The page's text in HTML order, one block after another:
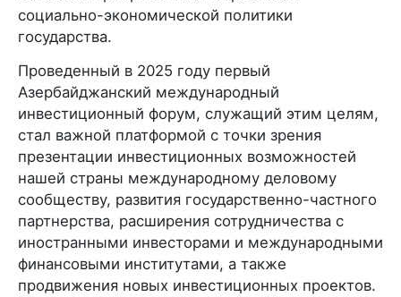
социально-экономической политики
государства.
Проведенный в 2025 году первый
Азербайджанский международный
инвестиционный форум, служащий этим целям,
стал важной платформой с точки зрения
презентации инвестиционных возможностей
нашей страны международному деловому
сообществу, развития государственно-частного
партнерства, расширения сотрудничества с
иностранными инвесторами и международными
финансовыми институтами, а также
продвижения новых инвестиционных проектов.